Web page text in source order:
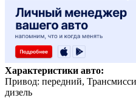
Характеристики авто:
Привод: передний,
дизель